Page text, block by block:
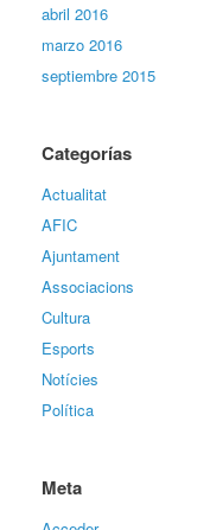
abril 2016
marzo 2016
septiembre 2015
Categorías
Actualitat
AFIC
Ajuntament
Associacions
Cultura
Esports
Notícies
Política
Meta